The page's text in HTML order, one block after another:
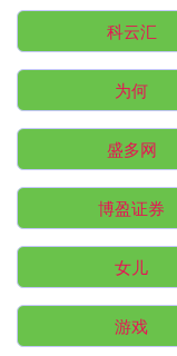
科云汇
为何
盛多网
博盈证券
女儿
游戏